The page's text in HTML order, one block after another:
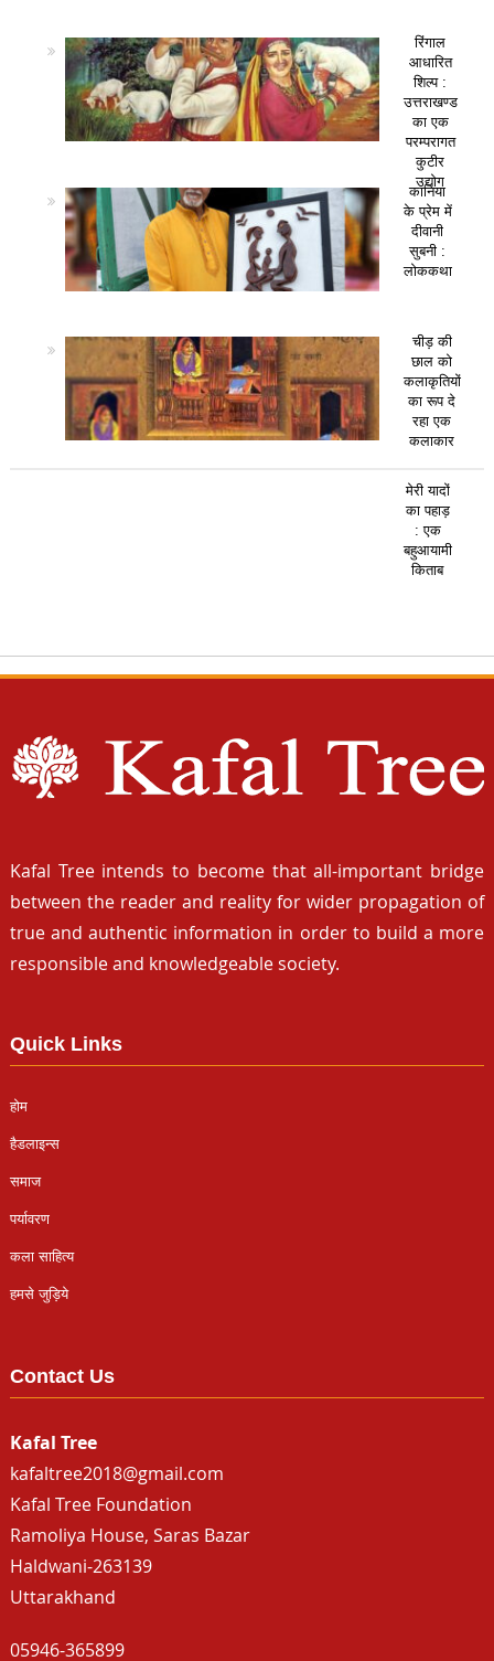
रिंगाल
आधारित
शिल्प :
उत्तराखण्ड
का एक
परम्परागत
कुटीर
उद्योग
कानिया
के प्रेम में
दीवानी
सुबनी :
लोककथा
चीड़ की
छाल को
कलाकृतियों
का रूप दे
रहा एक
कलाकार
मेरी यादों
का पहाड़
: एक
बहुआयामी
किताब
Kafal Tree intends to become that all-important bridge
between the reader and reality for wider propagation of
true and authentic information in order to build a more
responsible and knowledgeable society.
Quick Links
होम
हैडलाइन्स
समाज
पर्यावरण
कला साहित्य
हमसे जुड़िये
Contact Us
Kafal Tree
kafaltree2018@gmail.com
Kafal Tree Foundation
Ramoliya House, Saras Bazar
Haldwani-263139
Uttarakhand
05946-365899